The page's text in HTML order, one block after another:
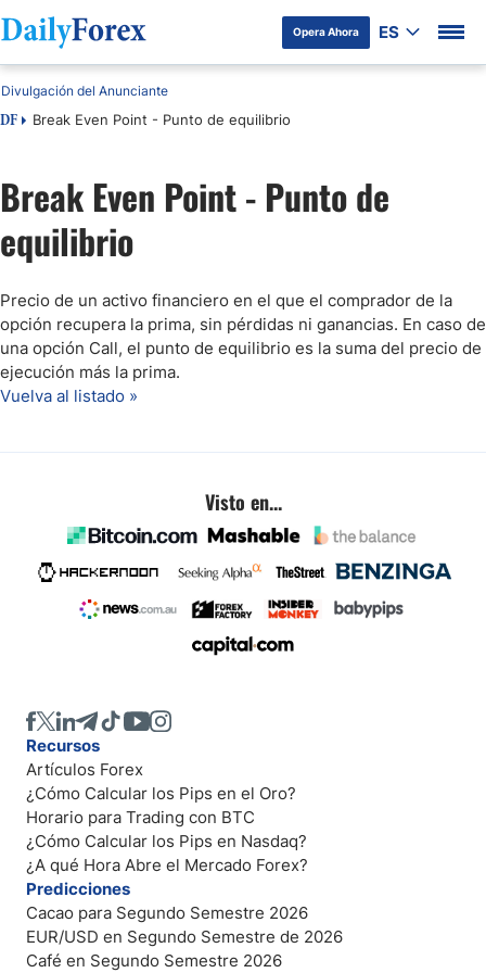
Opera Ahora ES
DF Break Even Point - Punto de equilibrio
Divulgación del Anunciante
Break Even Point - Punto de
equilibrio
Precio de un activo financiero en el que el comprador de la
opción recupera la prima, sin pérdidas ni ganancias. En caso de
una opción Call, el punto de equilibrio es la suma del precio de
ejecución más la prima.
Vuelva al listado »
Visto en...
Recursos
Artículos Forex
¿Cómo Calcular los Pips en el Oro?
Horario para Trading con BTC
¿Cómo Calcular los Pips en Nasdaq?
¿A qué Hora Abre el Mercado Forex?
Predicciones
Cacao para Segundo Semestre 2026
EUR/USD en Segundo Semestre de 2026
Café en Segundo Semestre 2026